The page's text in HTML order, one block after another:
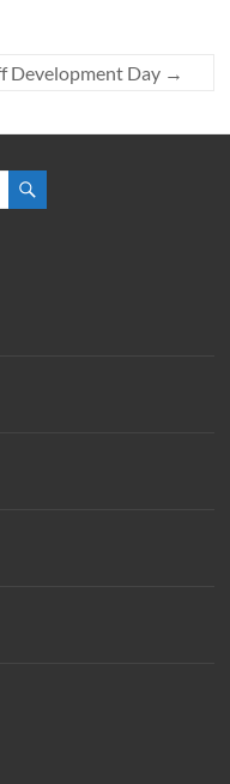
Development Day →